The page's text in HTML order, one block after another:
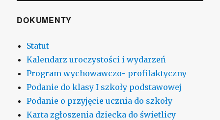
DOKUMENTY
Statut
Kalendarz uroczystości i wydarzeń
Program wychowawczo- profilaktyczny
Podanie do klasy I szkoły podstawowej
Podanie o przyjęcie ucznia do szkoły
Karta zgłoszenia dziecka do świetlicy